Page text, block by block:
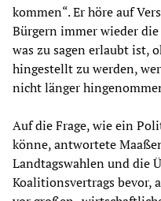
kommen“. Er höre auf
Bürgern immer wieder
was zu sagen erlaubt ist,
hingestellt zu werden,
nicht länger
Auf die Frage, wie ein
könne, antwortete
Landtagswahlen und die
Koalitionsvertrags bevor,